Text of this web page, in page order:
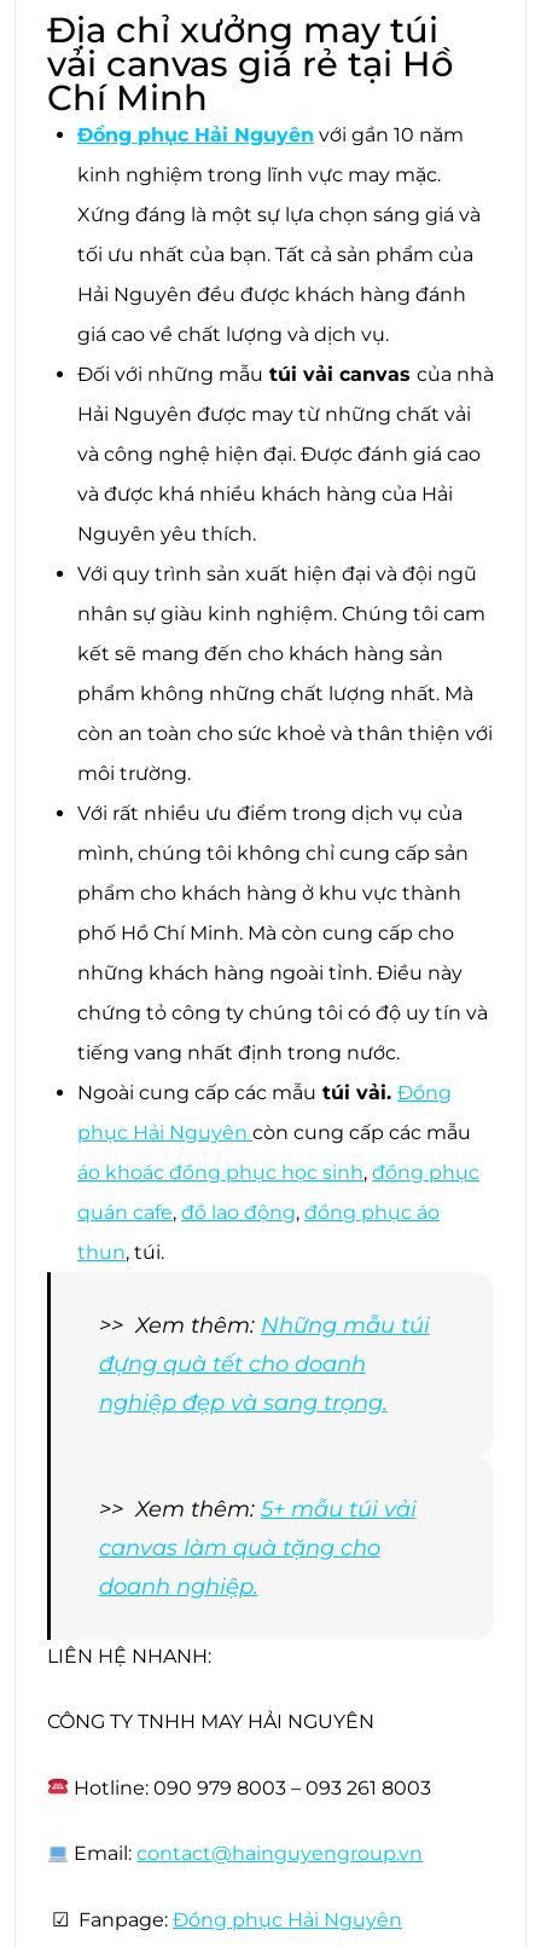
Địa chỉ xưởng may túi
vải canvas giá rẻ tại Hồ
Chí Minh
Đồng phục Hải Nguyên với gần 10 năm
kinh nghiệm trong lĩnh vực may mặc.
Xứng đáng là một sự lựa chọn sáng giá và
tối ưu nhất của bạn. Tất cả sản phẩm của
Hải Nguyên đều được khách hàng đánh
giá cao về chất lượng và dịch vụ.
Đối với những mẫu túi vải canvas của nhà
Hải Nguyên được may từ những chất vải
và công nghệ hiện đại. Được đánh giá cao
và được khá nhiều khách hàng của Hải
Nguyên yêu thích.
Với quy trình sản xuất hiện đại và đội ngũ
nhân sự giàu kinh nghiệm. Chúng tôi cam
kết sẽ mang đến cho khách hàng sản
phẩm không những chất lượng nhất. Mà
còn an toàn cho sức khoẻ và thân thiện với
môi trường.
Với rất nhiều ưu điểm trong dịch vụ của
mình, chúng tôi không chỉ cung cấp sản
phẩm cho khách hàng ở khu vực thành
phố Hồ Chí Minh. Mà còn cung cấp cho
những khách hàng ngoài tỉnh. Điều này
chứng tỏ công ty chúng tôi có độ uy tín và
tiếng vang nhất định trong nước.
Ngoài cung cấp các mẫu túi vải. Đồng
phục Hải Nguyên còn cung cấp các mẫu
áo khoác đồng phục học sinh, đồng phục
quán cafe, đồ lao động, đồng phục áo
thun, túi.
>> Xem thêm: Những mẫu túi
đựng quà tết cho doanh
nghiệp đẹp và sang trọng.
>> Xem thêm: 5+ mẫu túi vải
canvas làm quà tặng cho
doanh nghiệp.
LIÊN HỆ NHANH:
CÔNG TY TNHH MAY HẢI NGUYÊN
Hotline: 090 979 8003 – 093 261 8003
Email:contact@hainguyengroup.vn
☑ Fanpage: Đồng phục Hải Nguyên